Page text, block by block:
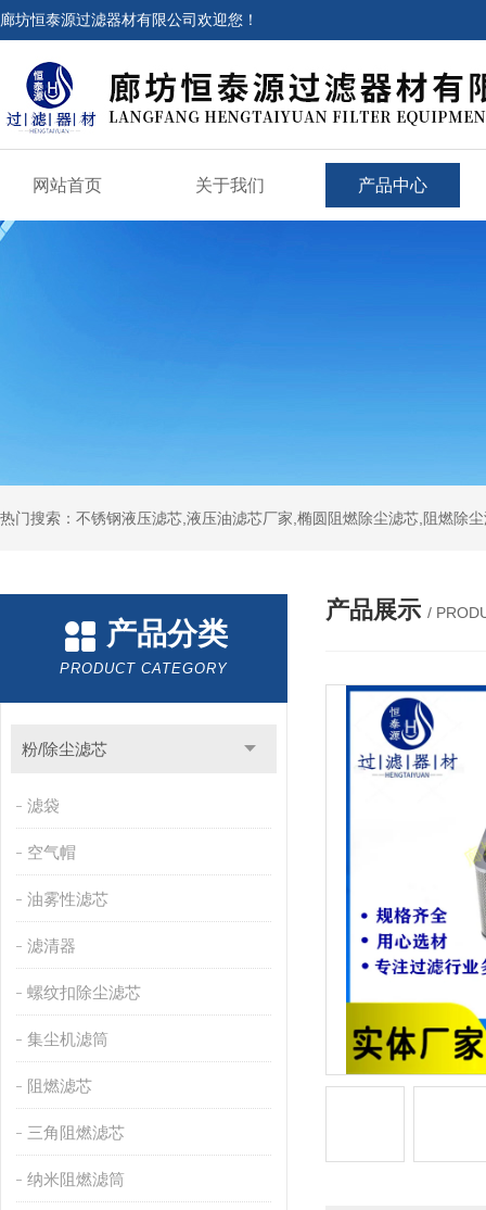
廊坊恒泰源过滤器材有限公司欢迎您！
网站首页 关于我们 产品中心
热门搜索：不锈钢液压滤芯,液压油滤芯厂家,椭圆阻燃除尘滤芯,阻燃除
产品分类
PRODUCT CATEGORY
粉/除尘滤芯
滤袋
空气帽
油雾性滤芯
滤清器
螺纹扣除尘滤芯
集尘机滤筒
阻燃滤芯
三角阻燃滤芯
纳米阻燃滤筒
产品展示 /